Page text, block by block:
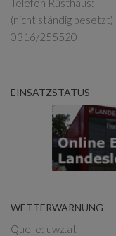
Telefon Rüsthaus:
(nicht ständig besetzt)
0316/255520
EINSATZSTATUS
WETTERWARNUNG
Quelle: uwz.at